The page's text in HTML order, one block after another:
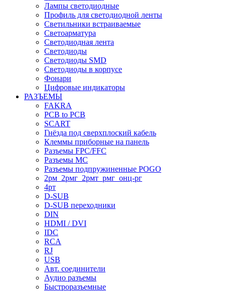
Лампы светодиодные
Профиль для светодиодной ленты
Светильники встраиваемые
Светоарматура
Светодиодная лента
Светодиоды
Светодиоды SMD
Светодиоды в корпусе
Фонари
Цифровые индикаторы
РАЗЪЕМЫ
FAKRA
PCB to PCB
SCART
Гнёзда под сверхплоский кабель
Клеммы приборные на панель
Разъемы FPC/FFC
Разъемы MC
Разъемы подпружиненные POGO
2рм_2рмг_2рмт_рмг_онц-рг
4рт
D-SUB
D-SUB переходники
DIN
HDMI / DVI
IDC
RCA
RJ
USB
Авт. соединители
Аудио разъемы
Быстроразъемные